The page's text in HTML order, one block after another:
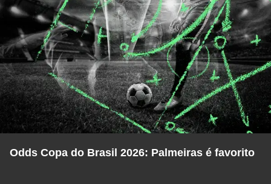
Odds Copa do Brasil 2026: Palmeiras é favorito